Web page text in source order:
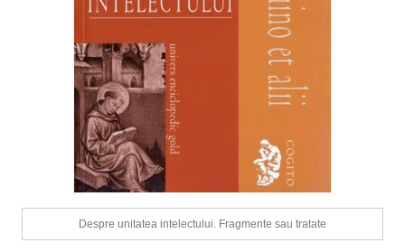
Despre unitatea intelectului. Fragmente sau tratate